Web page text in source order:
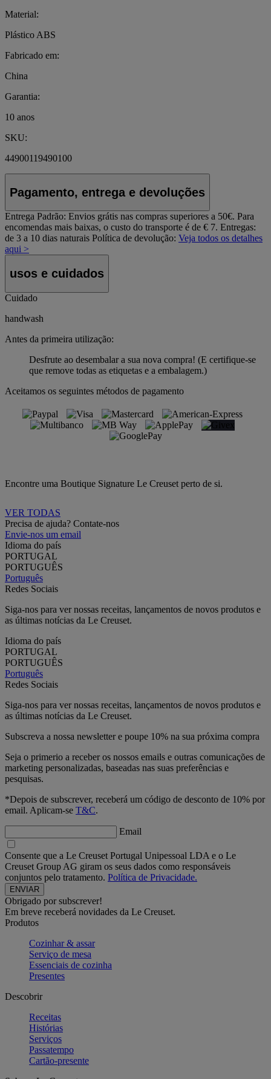
Material:
Plástico ABS
Fabricado em:
China
Garantia:
10 anos
SKU:
44900119490100
Pagamento, entrega e devoluções
Entrega Padrão: Envios grátis nas compras superiores a 50€. Para
encomendas mais baixas, o custo do transporte é de € 7. Entregas:
de 3 a 10 dias naturais Política de devolução: Veja todos os detalhes
aqui >
usos e cuidados
Cuidado
handwash
Antes da primeira utilização:
Desfrute ao desembalar a sua nova compra! (E certifique-se
que remove todas as etiquetas e a embalagem.)
Aceitamos os seguintes métodos de pagamento
Encontre uma Boutique Signature Le Creuset perto de si.
VER TODAS
Precisa de ajuda? Contate-nos
Envie-nos um email
Idioma do país
PORTUGAL
PORTUGUÊS
Português
Redes Sociais
Siga-nos para ver nossas receitas, lançamentos de novos produtos e
as últimas notícias da Le Creuset.
Idioma do país
PORTUGAL
PORTUGUÊS
Português
Redes Sociais
Siga-nos para ver nossas receitas, lançamentos de novos produtos e
as últimas notícias da Le Creuset.
Subscreva a nossa newsletter e poupe 10% na sua próxima compra
Seja o primerio a receber os nossos emails e outras comunicações de
marketing personalizadas, baseadas nas suas preferências e
pesquisas.
*Depois de subscrever, receberá um código de desconto de 10% por
email. Aplicam-se T&C.
Email
Consente que a Le Creuset Portugal Unipessoal LDA e o Le
Creuset Group AG giram os seus dados como responsáveis
conjuntos pelo tratamento. Política de Privacidade.
Obrigado por subscrever!
Em breve receberá novidades da Le Creuset.
Produtos
Cozinhar & assar
Serviço de mesa
Essenciais de cozinha
Presentes
Descobrir
Receitas
Histórias
Serviços
Passatempo
Cartão-presente